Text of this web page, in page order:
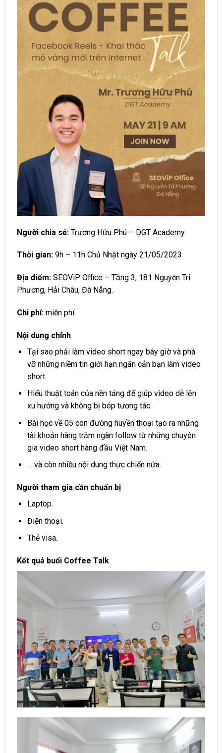
Người chia sẻ: Trương Hữu Phú – DGT Academy
Thời gian: 9h – 11h Chủ Nhật ngày 21/05/2023
Địa điểm: SEOViP Office – Tầng 3, 181 Nguyễn Tri
Phương, Hải Châu, Đà Nẵng.
Chi phí: miễn phí.
Nội dung chính
Tại sao phải làm video short ngay bây giờ và phá
vỡ những niềm tin giới hạn ngăn cản bạn làm video
short.
Hiểu thuật toán của nền tảng để giúp video dễ lên
xu hướng và không bị bóp tương tác.
Bài học về 05 con đường huyền thoại tạo ra những
tài khoản hàng trăm ngàn follow từ những chuyên
gia video short hàng đầu Việt Nam.
… và còn nhiều nội dung thực chiến nữa.
Người tham gia cần chuẩn bị
Laptop.
Điện thoại.
Thẻ visa.
Kết quả buổi Coffee Talk